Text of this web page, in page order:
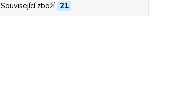
Související zboží 21